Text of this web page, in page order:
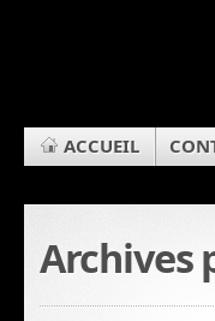
ACCUEIL
Archives